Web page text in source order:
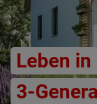
Leben in
3-